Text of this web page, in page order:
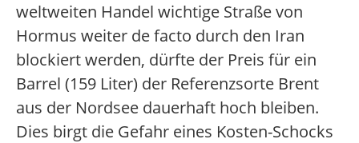
weltweiten Handel wichtige Straße von
Hormus weiter de facto durch den Iran
blockiert werden, dürfte der Preis für ein
Barrel (159 Liter) der Referenzsorte Brent
aus der Nordsee dauerhaft hoch bleiben.
Dies birgt die Gefahr eines Kosten-Schocks